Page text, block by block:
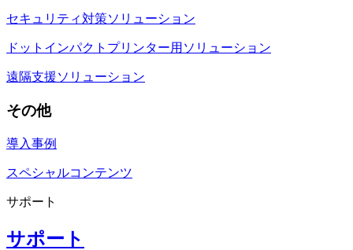
セキュリティ対策ソリューション
ドットインパクトプリンター用ソリューション
遠隔支援ソリューション
その他
導入事例
スペシャルコンテンツ
サポート
サポート